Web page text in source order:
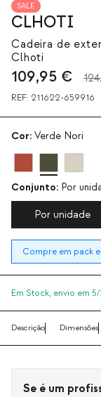
SALE
CLHOTI
Cadeira de
Clhoti
109,95 €
REF: 211622-659916
Cor: Verde Nori
Conjunto: Por
Por unidade
Compre em pack
Em Stock, envio em
Descrição Dimensões
Se é um